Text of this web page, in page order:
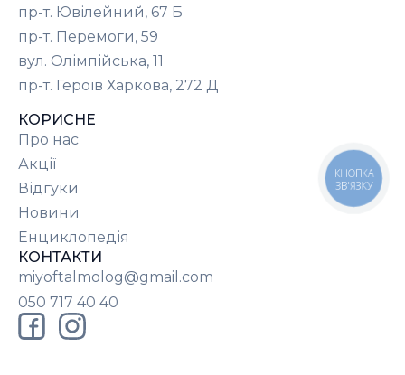
пр-т. Ювілейний, 67 Б
пр-т. Перемоги, 59
вул. Олімпійська, 11
пр-т. Героїв Харкова, 272 Д
КОРИСНЕ
Про нас
Акції
Відгуки
Новини
Енциклопедія
КОНТАКТИ
miyoftalmolog@gmail.com
050 717 40 40
КНОПКА
ЗВ'ЯЗКУ